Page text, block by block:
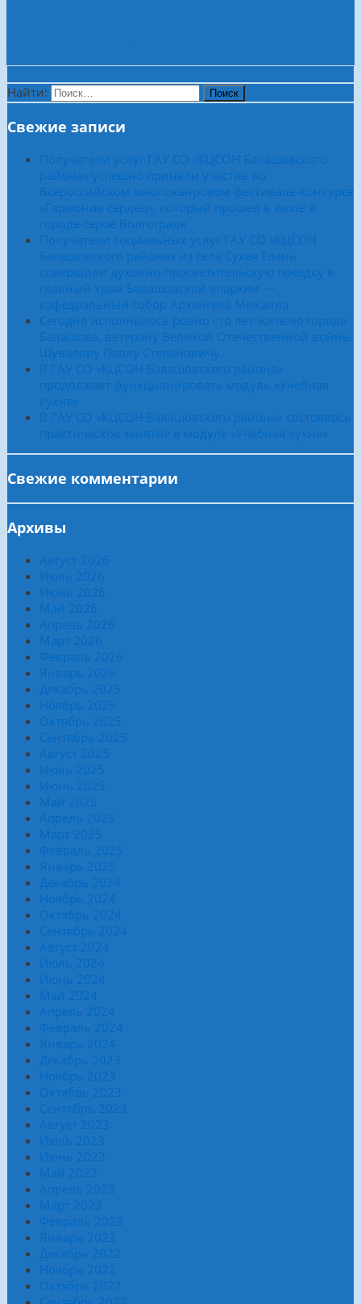
Найти:
Свежие записи
Получатели услуг ГАУ СО «КЦСОН Балашовского
района» успешно приняли участие во
Всероссийском многожанровом фестивале-конкурсе
«Гармония сердец», который прошел в июле в
городе-герое Волгограде
Получатели социальных услуг ГАУ СО «КЦСОН
Балашовского района» из села Сухая Елань
совершили духовно-просветительскую поездку в
главный храм Балашовской епархии —
кафедральный собор Архангела Михаила
Сегодня исполнилось ровно сто лет жителю города
Балашова, ветерану Великой Отечественной войны
Шувалову Павлу Степановичу.
В ГАУ СО «КЦСОН Балашовского района»
продолжает функционировать модуль «Учебная
кухня»
В ГАУ СО «КЦСОН Балашовского района» состоялось
практическое занятие в модуле «Учебная кухня»
Свежие комментарии
Архивы
Август 2026
Июль 2026
Июнь 2026
Май 2026
Апрель 2026
Март 2026
Февраль 2026
Январь 2026
Декабрь 2025
Ноябрь 2025
Октябрь 2025
Сентябрь 2025
Август 2025
Июль 2025
Июнь 2025
Май 2025
Апрель 2025
Март 2025
Февраль 2025
Январь 2025
Декабрь 2024
Ноябрь 2024
Октябрь 2024
Сентябрь 2024
Август 2024
Июль 2024
Июнь 2024
Май 2024
Апрель 2024
Февраль 2024
Январь 2024
Декабрь 2023
Ноябрь 2023
Октябрь 2023
Сентябрь 2023
Август 2023
Июль 2023
Июнь 2023
Май 2023
Апрель 2023
Март 2023
Февраль 2023
Январь 2023
Декабрь 2022
Ноябрь 2022
Октябрь 2022